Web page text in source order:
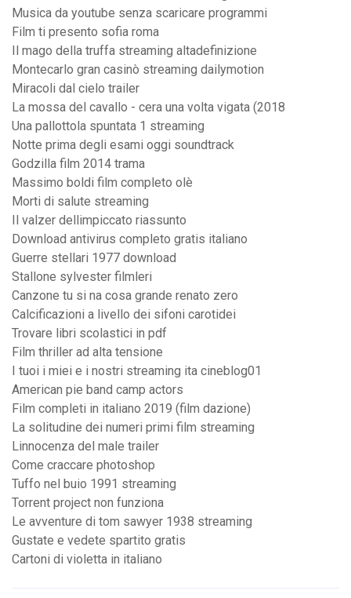
Musica da youtube senza scaricare programmi
Film ti presento sofia roma
Il mago della truffa streaming altadefinizione
Montecarlo gran casinò streaming dailymotion
Miracoli dal cielo trailer
La mossa del cavallo - cera una volta vigata (2018
Una pallottola spuntata 1 streaming
Notte prima degli esami oggi soundtrack
Godzilla film 2014 trama
Massimo boldi film completo olè
Morti di salute streaming
Il valzer dellimpiccato riassunto
Download antivirus completo gratis italiano
Guerre stellari 1977 download
Stallone sylvester filmleri
Canzone tu si na cosa grande renato zero
Calcificazioni a livello dei sifoni carotidei
Trovare libri scolastici in pdf
Film thriller ad alta tensione
I tuoi i miei e i nostri streaming ita cineblog01
American pie band camp actors
Film completi in italiano 2019 (film dazione)
La solitudine dei numeri primi film streaming
Linnocenza del male trailer
Come craccare photoshop
Tuffo nel buio 1991 streaming
Torrent project non funziona
Le avventure di tom sawyer 1938 streaming
Gustate e vedete spartito gratis
Cartoni di violetta in italiano